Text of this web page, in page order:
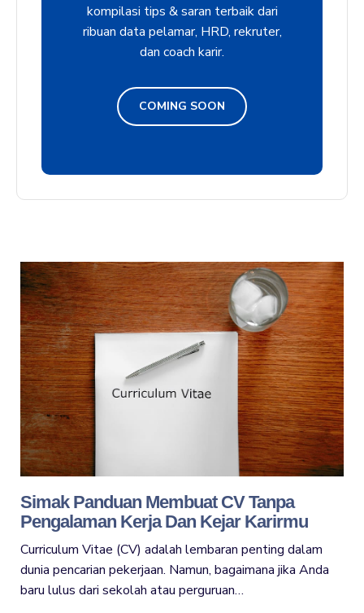
kompilasi tips & saran terbaik dari
ribuan data pelamar, HRD, rekruter,
dan coach karir.
COMING SOON
Simak Panduan Membuat CV Tanpa
Pengalaman Kerja Dan Kejar Karirmu
Curriculum Vitae (CV) adalah lembaran penting dalam
dunia pencarian pekerjaan. Namun, bagaimana jika Anda
baru lulus dari sekolah atau perguruan…